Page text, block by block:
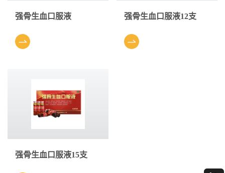
强骨生血口服液 强骨生血口服液12支
强骨生血口服液15支